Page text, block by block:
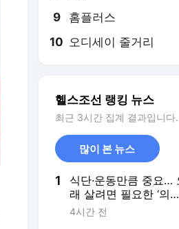
9 홈플러스
10 오디세이 줄거리
헬스조선 랭킹 뉴스
최근 3시간 집계 결과입니다.
많이 본 뉴스
1
식단·운동만큼 중요…
래 살려면 필요한 ‘의외
의 조건’
4시간 전